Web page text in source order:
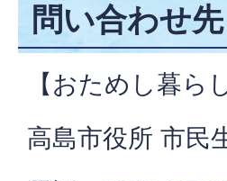
問い合わせ先
【おためし暮ら
高島市役所 市民